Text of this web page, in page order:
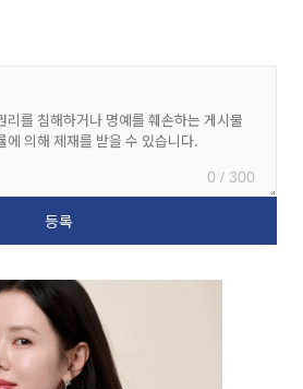
0 / 300